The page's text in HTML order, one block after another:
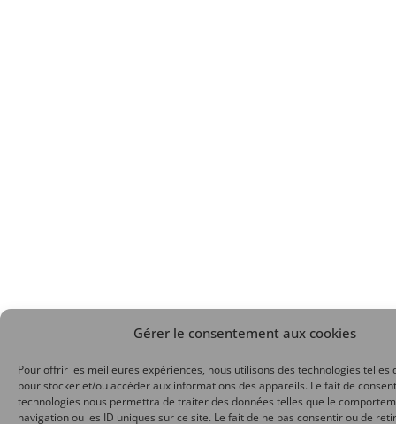
Gérer le consentement aux cookies
Pour offrir les meilleures expériences, nous utilisons des technologies telles
pour stocker et/ou accéder aux informations des appareils. Le fait de
technologies nous permettra de traiter des données telles que le
navigation ou les ID uniques sur ce site. Le fait de ne pas consentir ou de